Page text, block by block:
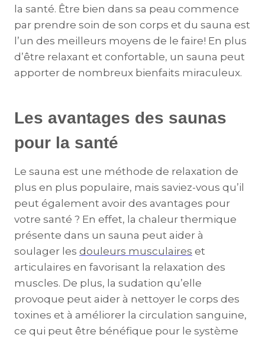
la santé. Être bien dans sa peau commence
par prendre soin de son corps et du sauna est
l’un des meilleurs moyens de le faire! En plus
d’être relaxant et confortable, un sauna peut
apporter de nombreux bienfaits miraculeux.
Les avantages des saunas
pour la santé
Le sauna est une méthode de relaxation de
plus en plus populaire, mais saviez-vous qu’il
peut également avoir des avantages pour
votre santé ? En effet, la chaleur thermique
présente dans un sauna peut aider à
soulager les douleurs musculaires et
articulaires en favorisant la relaxation des
muscles. De plus, la sudation qu’elle
provoque peut aider à nettoyer le corps des
toxines et à améliorer la circulation sanguine,
ce qui peut être bénéfique pour le système